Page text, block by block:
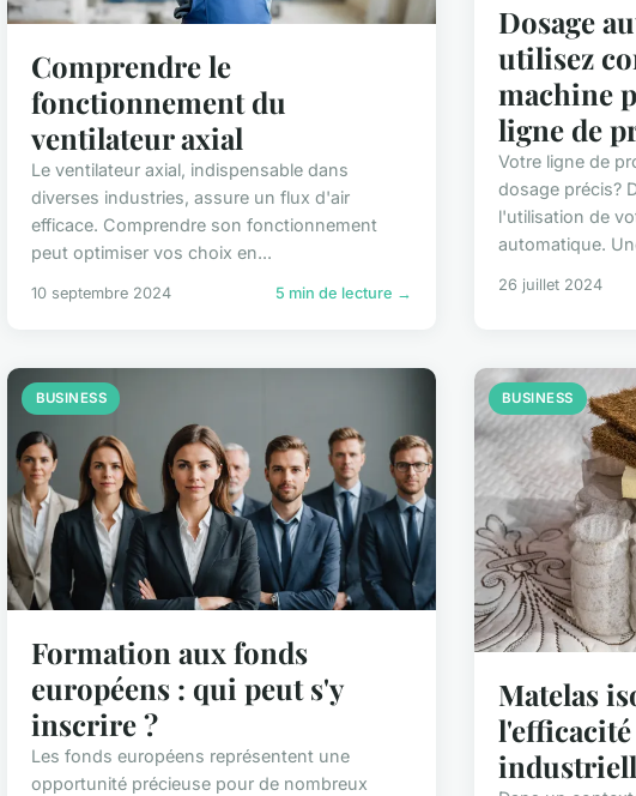
Comprendre le
fonctionnement du
ventilateur axial
Le ventilateur axial, indispensable dans
diverses industries, assure un flux d'air
efficace. Comprendre son fonctionnement
peut optimiser vos choix en...
10 septembre 2024 5 min de lecture →
Dosage
utilisez
machine
ligne de
Votre ligne de
dosage précis?
l'utilisation de
automatique.
26 juillet 2024
BUSINESS
Formation aux fonds
européens : qui peut s'y
inscrire ?
Les fonds européens représentent une
opportunité précieuse pour de nombreux
BUSINESS
Matelas